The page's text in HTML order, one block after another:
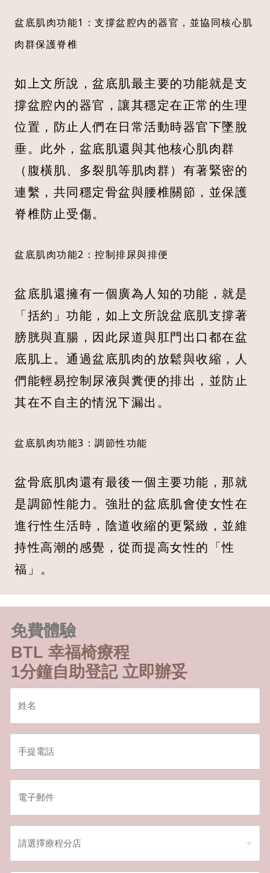
盆底肌肉功能1：支撐盆腔內的器官，並協同核心肌
肉群保護脊椎
如上文所說，盆底肌最主要的功能就是支
撐盆腔內的器官，讓其穩定在正常的生理
位置，防止人們在日常活動時器官下墜脫
垂。此外，盆底肌還與其他核心肌肉群
（腹橫肌、多裂肌等肌肉群）有著緊密的
連繫，共同穩定骨盆與腰椎關節，並保護
脊椎防止受傷。
盆底肌肉功能2：控制排尿與排便
盆底肌還擁有一個廣為人知的功能，就是
「括約」功能，如上文所說盆底肌支撐著
膀胱與直腸，因此尿道與肛門出口都在盆
底肌上。通過盆底肌肉的放鬆與收縮，人
們能輕易控制尿液與糞便的排出，並防止
其在不自主的情況下漏出。
盆底肌肉功能3：調節性功能
盆骨底肌肉還有最後一個主要功能，那就
是調節性能力。強壯的盆底肌會使女性在
進行性生活時，陰道收縮的更緊緻，並維
持性高潮的感覺，從而提高女性的「性
福」。
免費體驗
BTL 幸福椅療程
1分鐘自助登記 立即辦妥